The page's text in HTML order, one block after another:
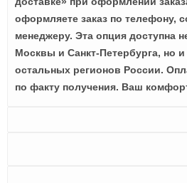
оформляете заказ по телефону,
менеджеру. Эта опция доступна
Москвы и Санкт-Петербурга, но
остальных регионов России.
по факту получения. Ваш